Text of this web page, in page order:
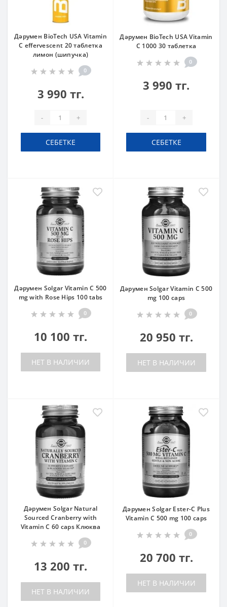
Дәрумен BioTech USA Vitamin
C effervescent 20 таблетка
лимон (шипучка)
0
3 990 тг.
- +
СЕБЕТКЕ
Дәрумен BioTech USA Vitamin
C 1000 30 таблетка
0
3 990 тг.
- +
СЕБЕТКЕ
Дәрумен Solgar Vitamin C 500
mg with Rose Hips 100 tabs
0
10 100 тг.
НЕТ В НАЛИЧИИ
Дәрумен Solgar Vitamin C 500
mg 100 caps
0
20 950 тг.
НЕТ В НАЛИЧИИ
Дәрумен Solgar Natural
Sourced Cranberry with
Vitamin C 60 caps Клюква
0
13 200 тг.
НЕТ В НАЛИЧИИ
Дәрумен Solgar Ester-C Plus
Vitamin C 500 mg 100 caps
0
20 700 тг.
НЕТ В НАЛИЧИИ